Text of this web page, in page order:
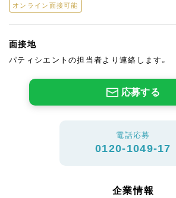
オンライン面接可能
面接地
パティシエントの担当者より連絡します。
応募する
電話応募
0120-1049-17
企業情報